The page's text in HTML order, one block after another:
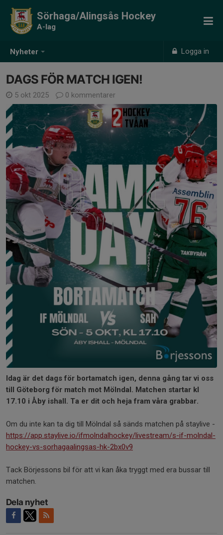
Nyheter Logga in
Sörhaga/Alingsås Hockey
A-lag
DAGS FÖR MATCH IGEN!
5 okt 2025 0 kommentarer
Idag är det dags för bortamatch igen, denna gång tar vi oss
till Göteborg för match mot Mölndal. Matchen startar kl
17.10 i Åby ishall. Ta er dit och heja fram våra grabbar.
Om du inte kan ta dig till Mölndal så sänds matchen på staylive -
https://app.staylive.io/ifmolndalhockey/livestream/s-if-molndal-
hockey-vs-sorhagaalingsas-hk-2bx0v9
Tack Börjessons bil för att vi kan åka tryggt med era bussar till
matchen.
Dela nyhet